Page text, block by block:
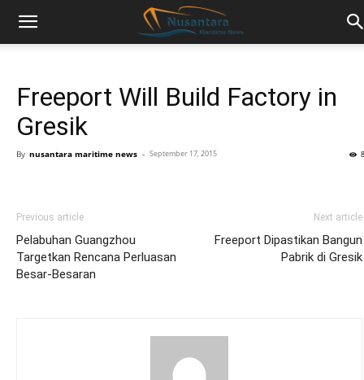
Freeport Will Build Factory in
Gresik
By nusantara maritime news - September 17, 2015
Previous article
Pelabuhan Guangzhou
Targetkan Rencana Perluasan
Besar-Besaran
Next article
Freeport Dipastikan Bangun
Pabrik di Gresik